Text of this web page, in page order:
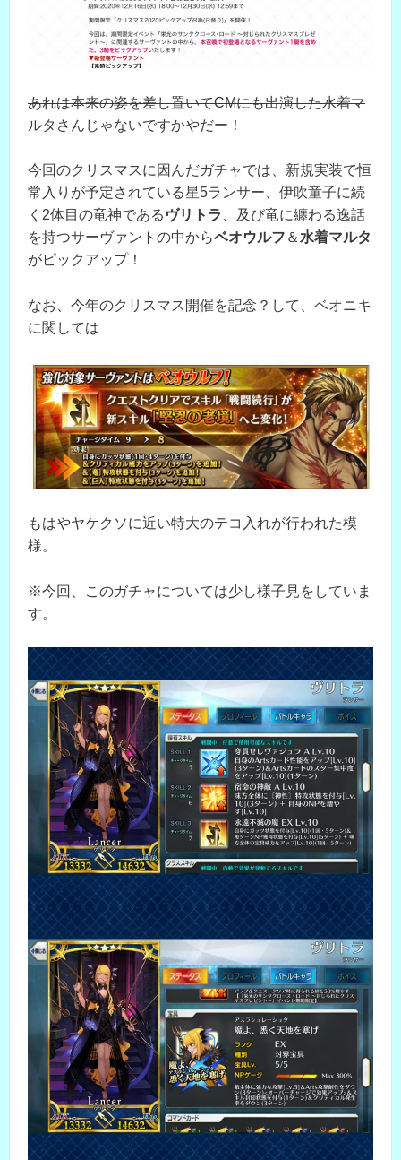
あれは本来の姿を差し置いてCMにも出演した水着マ
ルタさんじゃないですかやだー！
今回のクリスマスに因んだガチャでは、新規実装で恒
常入りが予定されている星5ランサー、伊吹童子に続
く2体目の竜神である ヴリトラ
、及び竜に纏わる逸話
を持つサーヴァントの中からベオウルフ ＆ 水着マルタ
がピックアップ！
なお、今年のクリスマス開催を記念？して、ベオニキ
に関しては
もはやヤケクソに近い特大のテコ入れが行われた模
様。
※今回、このガチャについては少し様子見をしていま
す。